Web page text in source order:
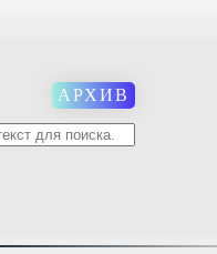
АРХИВ